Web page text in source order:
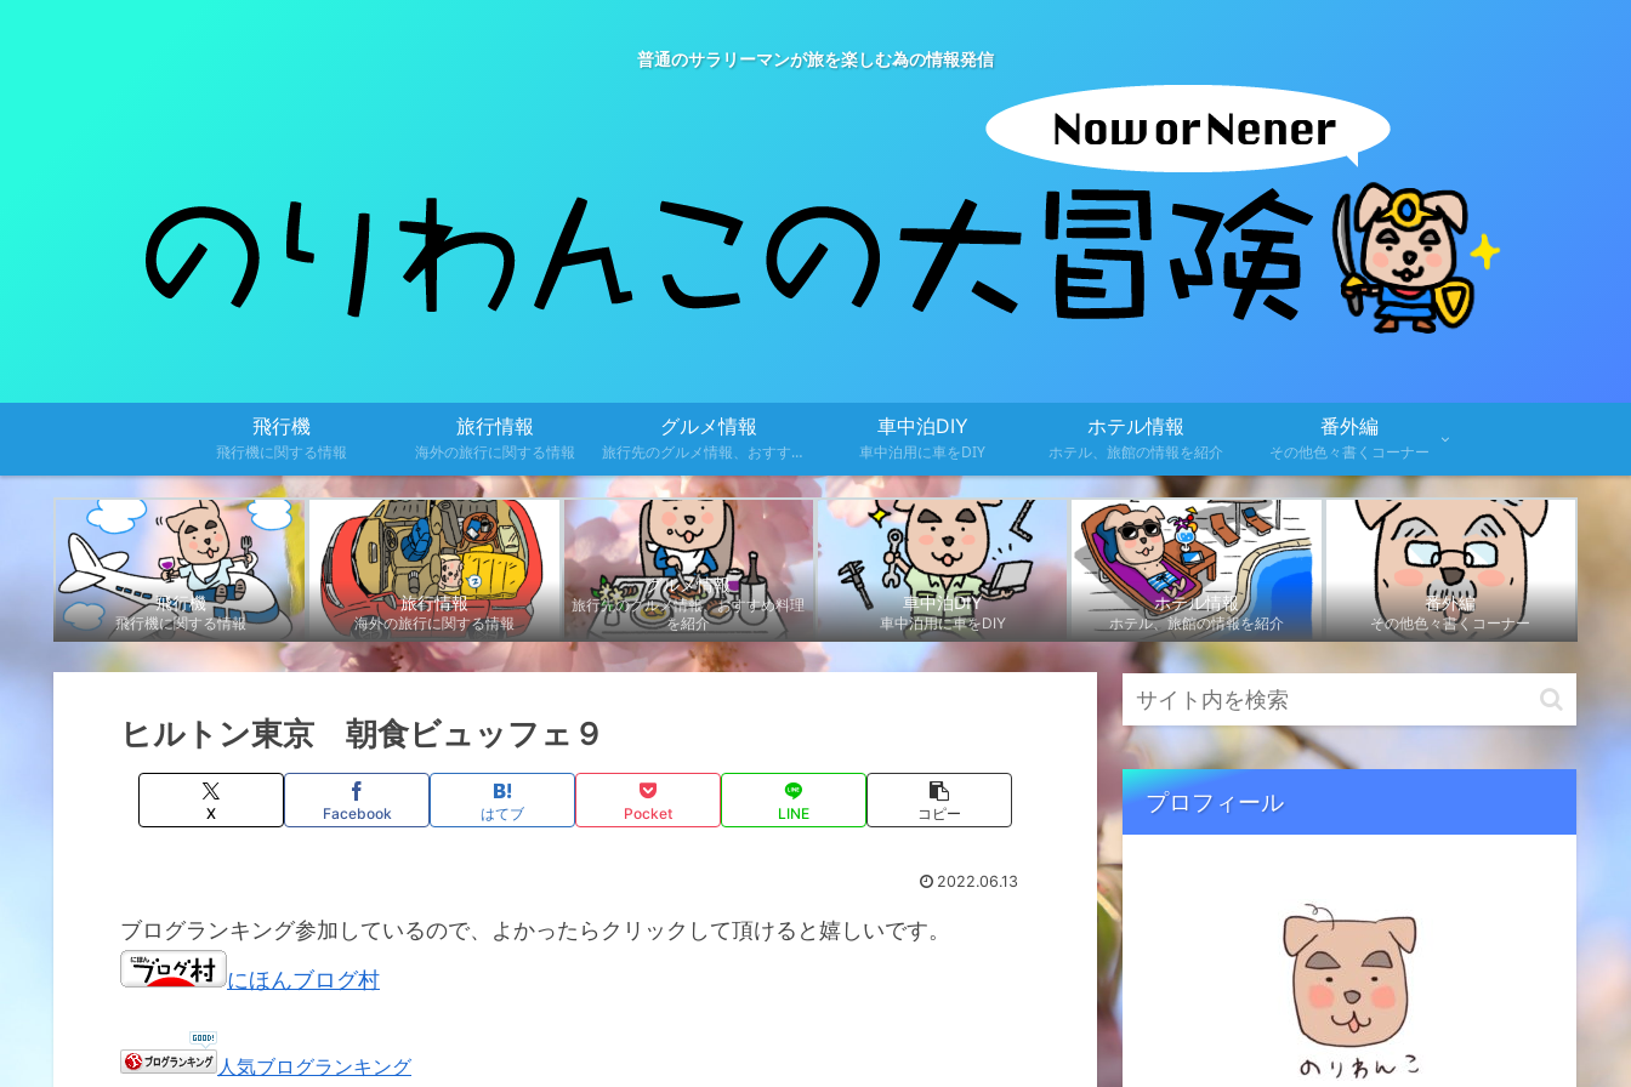
普通のサラリーマンが旅を楽しむ為の情報発信
飛行機
飛行機に関する情報
旅行情報
海外の旅行に関する情報
グルメ情報
旅行先のグルメ情報、おすすめ料理を紹介
車中泊DIY
車中泊用に車をDIY
ホテル情報
ホテル、旅館の情報を紹介
番外編
その他色々書くコーナー
飛行機
飛行機に関する情報
旅行情報
海外の旅行に関する情報
グルメ情報
旅行先のグルメ情報、おすすめ料理
を紹介
車中泊DIY
車中泊用に車をDIY
ホテル情報
ホテル、旅館の情報を紹介
番外編
その他色々書くコーナー
ヒルトン東京 朝食ビュッフェ９
X Facebook はてブ Pocket LINE コピー
2022.06.13
ブログランキング参加しているので、よかったらクリックして頂けると嬉しいです。
にほんブログ村
人気ブログランキング
プロフィール